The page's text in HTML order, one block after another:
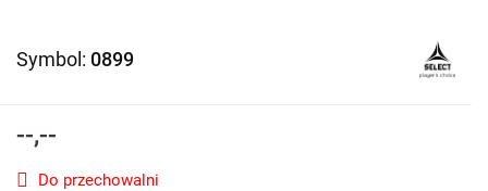
Symbol: 0899
--,--
Do przechowalni